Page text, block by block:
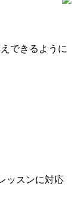
できるように